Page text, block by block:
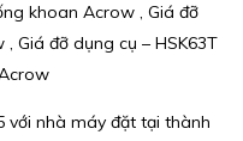
khoan Acrow , Giá đỡ
Giá đỡ dụng cụ – HSK63T
với nhà máy đặt tại thành